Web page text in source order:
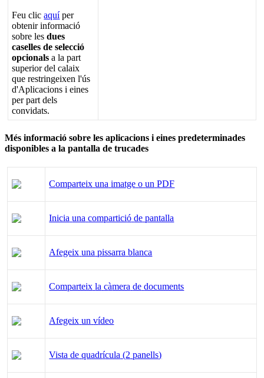
Feu clic aquí per
obtenir informació
sobre les dues
caselles de selecció
opcionals a la part
superior del calaix
que restringeixen l'ús
d'Aplicacions i eines
per part dels
convidats.
Més informació sobre les aplicacions i eines predeterminades
disponibles a la pantalla de trucades
Comparteix una imatge o un PDF
Inicia una compartició de pantalla
Afegeix una pissarra blanca
Comparteix la càmera de documents
Afegeix un vídeo
Vista de quadrícula (2 panells)